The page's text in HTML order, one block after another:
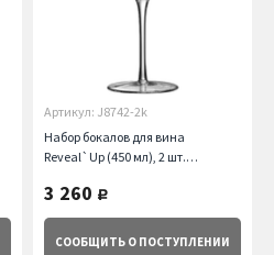
Артикул: J8742-2k
Набор бокалов для вина
Reveal`Up (450 мл), 2 шт.
3 260 руб.
СООБЩИТЬ О ПОСТУПЛЕНИИ